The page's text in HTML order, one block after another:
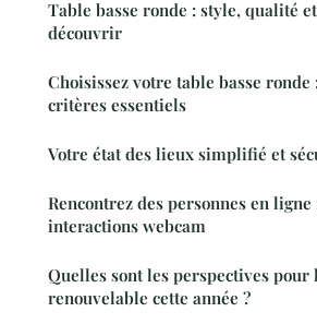
Table basse ronde : style, qualité
découvrir
Choisissez votre table basse ronde
critères essentiels
Votre état des lieux simplifié et
Rencontrez des personnes en
interactions webcam
Quelles sont les perspectives pour
renouvelable cette année ?